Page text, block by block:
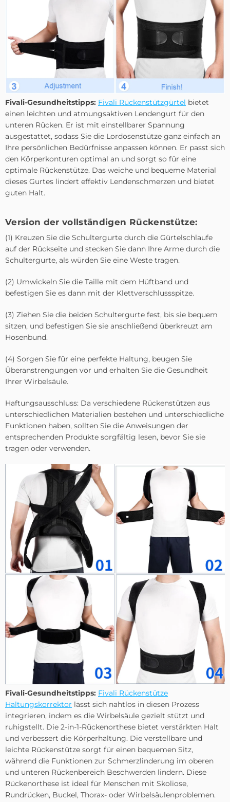
Fivali-Gesundheitstipps: Fivali Rückenstützgürtel bietet
einen leichten und atmungsaktiven Lendengurt für den
unteren Rücken. Er ist mit einstellbarer Spannung
ausgestattet, sodass Sie die Lordosenstütze ganz einfach an
Ihre persönlichen Bedürfnisse anpassen können. Er passt sich
den Körperkonturen optimal an und sorgt so für eine
optimale Rückenstütze. Das weiche und bequeme Material
dieses Gurtes lindert effektiv Lendenschmerzen und bietet
guten Halt.
Version der vollständigen Rückenstütze:
(1) Kreuzen Sie die Schultergurte durch die Gürtelschlaufe
auf der Rückseite und stecken Sie dann Ihre Arme durch die
Schultergurte, als würden Sie eine Weste tragen.
(2) Umwickeln Sie die Taille mit dem Hüftband und
befestigen Sie es dann mit der Klettverschlussspitze.
(3) Ziehen Sie die beiden Schultergurte fest, bis sie bequem
sitzen, und befestigen Sie sie anschließend überkreuzt am
Hosenbund.
(4) Sorgen Sie für eine perfekte Haltung, beugen Sie
Überanstrengungen vor und erhalten Sie die Gesundheit
Ihrer Wirbelsäule.
Haftungsausschluss: Da verschiedene Rückenstützen aus
unterschiedlichen Materialien bestehen und unterschiedliche
Funktionen haben, sollten Sie die Anweisungen der
entsprechenden Produkte sorgfältig lesen, bevor Sie sie
tragen oder verwenden.
Fivali-Gesundheitstipps: Fivali Rückenstütze
Haltungskorrektor lässt sich nahtlos in diesen Prozess
integrieren, indem es die Wirbelsäule gezielt stützt und
ruhigstellt. Die 2-in-1-Rückenorthese bietet verstärkten Halt
und verbessert die Körperhaltung. Die verstellbare und
leichte Rückenstütze sorgt für einen bequemen Sitz,
während die Funktionen zur Schmerzlinderung im oberen
und unteren Rückenbereich Beschwerden lindern. Diese
Rückenorthese ist ideal für Menschen mit Skoliose,
Rundrücken, Buckel, Thorax- oder Wirbelsäulenproblemen.